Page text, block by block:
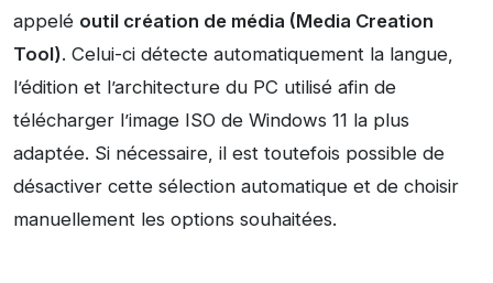
appelé outil création de média (Media Creation
Tool). Celui-ci détecte automatiquement la langue,
l’édition et l’architecture du PC utilisé afin de
télécharger l’image ISO de Windows 11 la plus
adaptée. Si nécessaire, il est toutefois possible de
désactiver cette sélection automatique et de choisir
manuellement les options souhaitées.